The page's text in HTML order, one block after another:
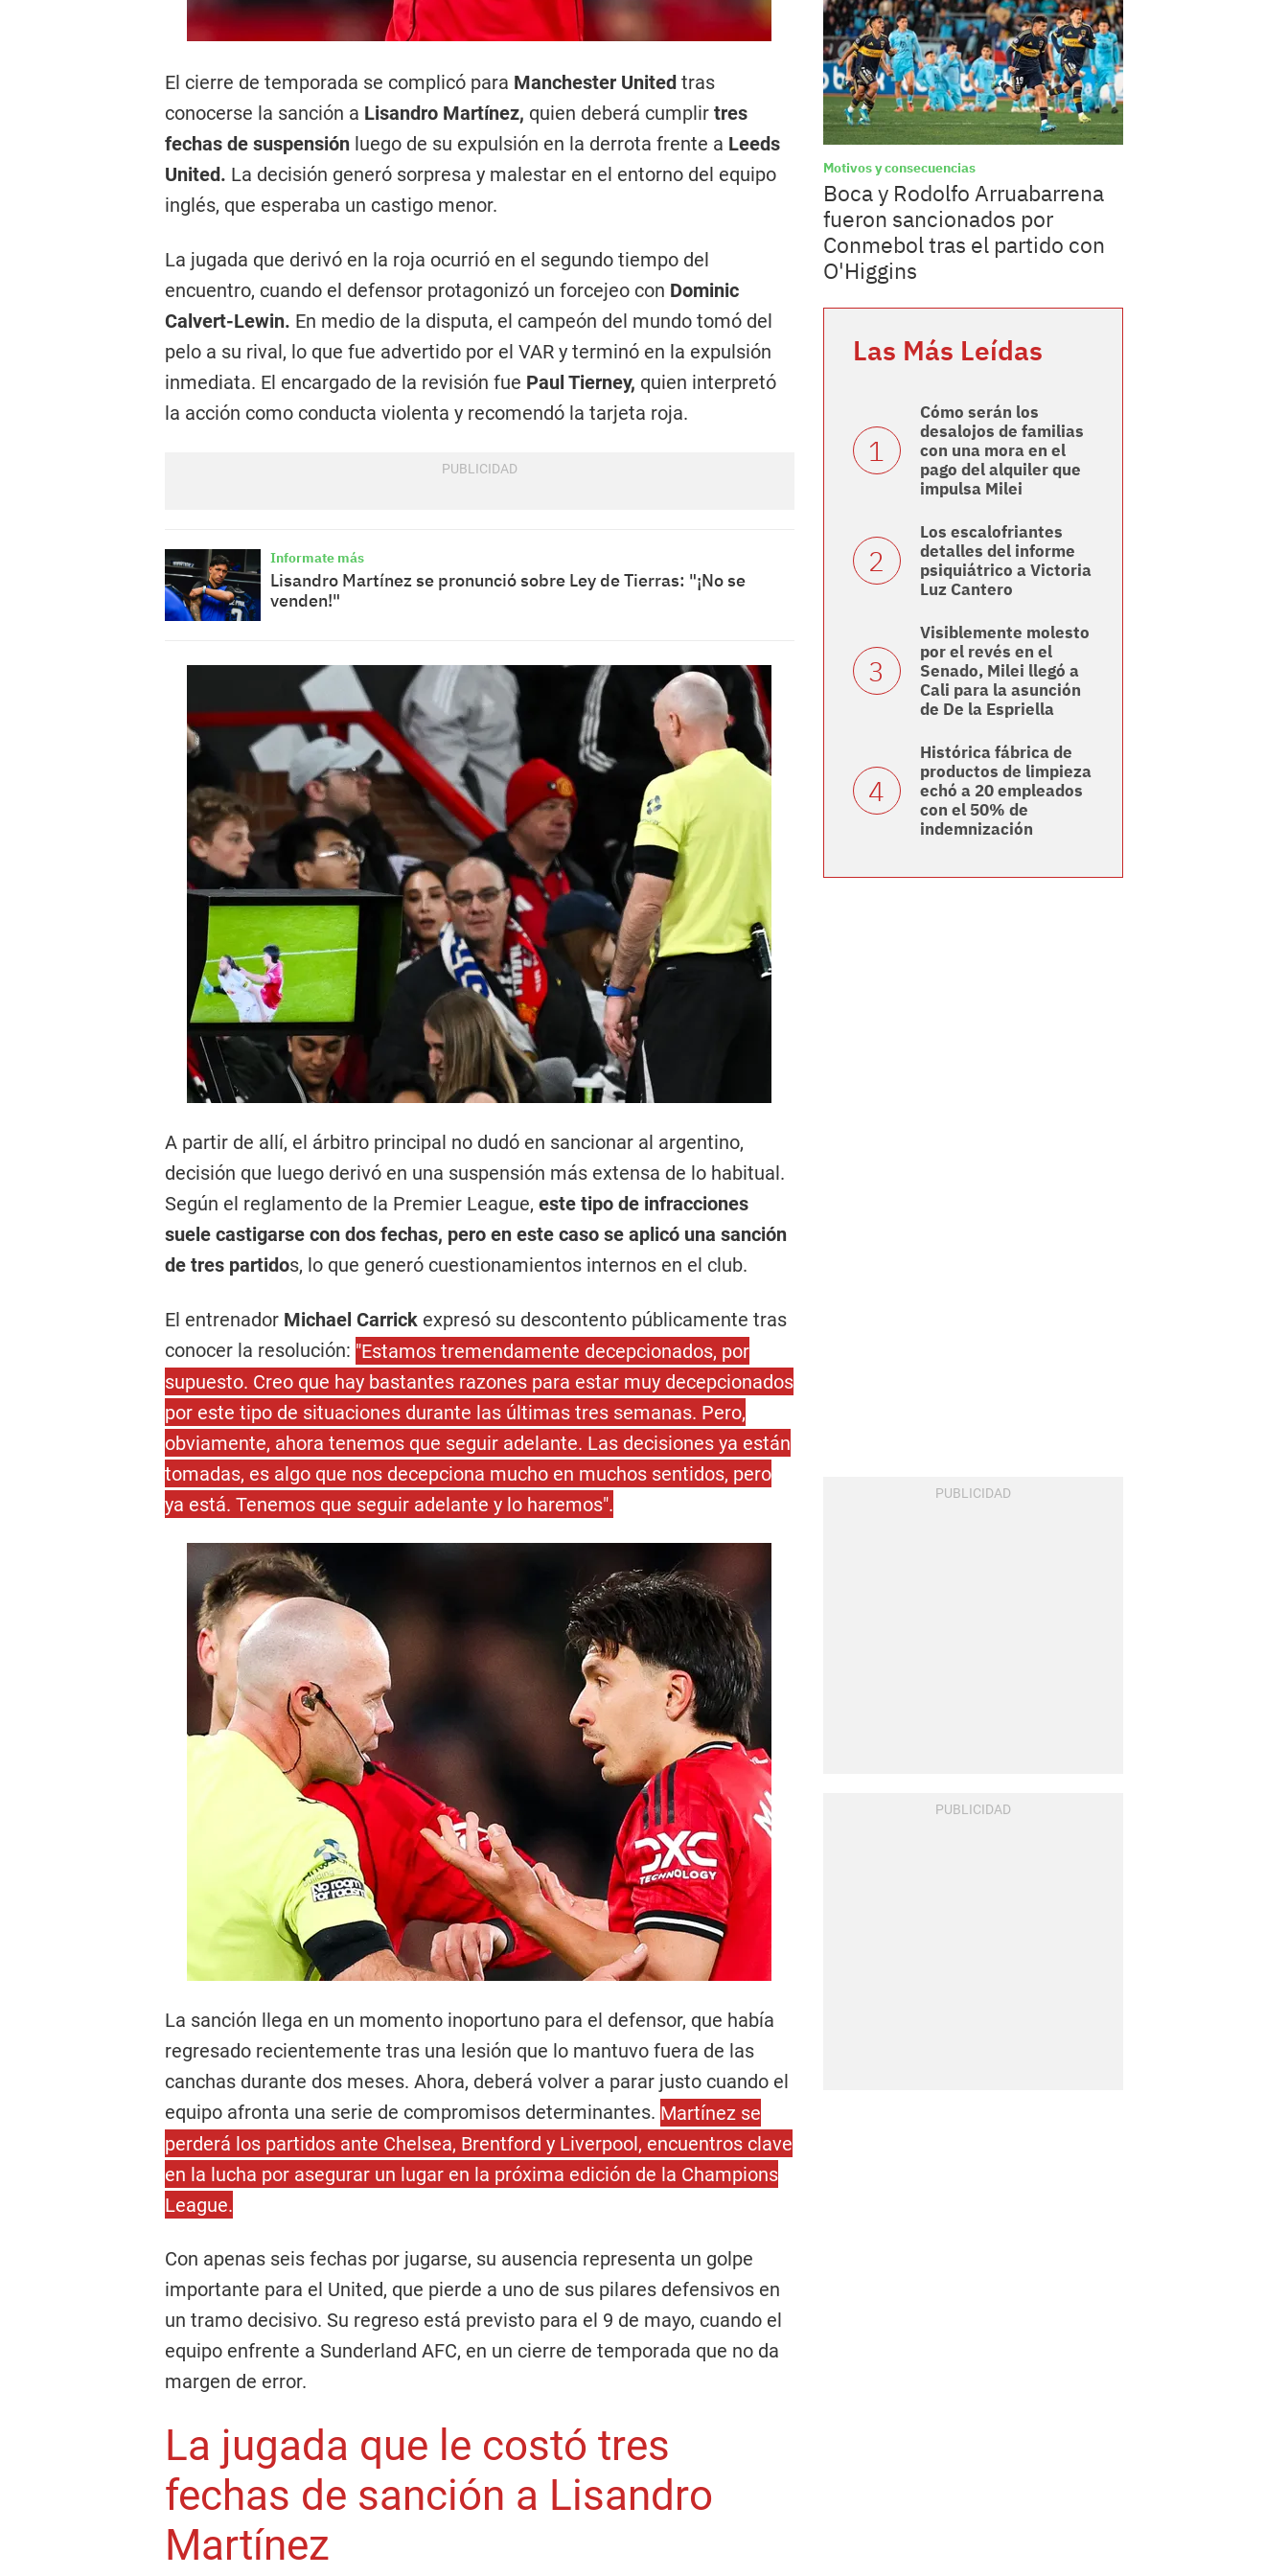
El cierre de temporada se complicó para Manchester United tras
conocerse la sanción a Lisandro Martínez, quien deberá cumplir tres
fechas de suspensión luego de su expulsión en la derrota frente a Leeds
United. La decisión generó sorpresa y malestar en el entorno del equipo
inglés, que esperaba un castigo menor.
La jugada que derivó en la roja ocurrió en el segundo tiempo del
encuentro, cuando el defensor protagonizó un forcejeo con Dominic
Calvert-Lewin. En medio de la disputa, el campeón del mundo tomó del
pelo a su rival, lo que fue advertido por el VAR y terminó en la expulsión
inmediata. El encargado de la revisión fue Paul Tierney, quien interpretó
la acción como conducta violenta y recomendó la tarjeta roja.
Informate más
Lisandro Martínez se pronunció sobre Ley de Tierras: "¡No se
venden!"
A partir de allí, el árbitro principal no dudó en sancionar al argentino,
decisión que luego derivó en una suspensión más extensa de lo habitual.
Según el reglamento de la Premier League, este tipo de infracciones
suele castigarse con dos fechas, pero en este caso se aplicó una sanción
de tres partidos, lo que generó cuestionamientos internos en el club.
El entrenador Michael Carrick expresó su descontento públicamente tras
conocer la resolución: "Estamos tremendamente decepcionados, por
supuesto. Creo que hay bastantes razones para estar muy decepcionados
por este tipo de situaciones durante las últimas tres semanas. Pero,
obviamente, ahora tenemos que seguir adelante. Las decisiones ya están
tomadas, es algo que nos decepciona mucho en muchos sentidos, pero
ya está. Tenemos que seguir adelante y lo haremos".
La sanción llega en un momento inoportuno para el defensor, que había
regresado recientemente tras una lesión que lo mantuvo fuera de las
canchas durante dos meses. Ahora, deberá volver a parar justo cuando el
equipo afronta una serie de compromisos determinantes. Martínez se
perderá los partidos ante Chelsea, Brentford y Liverpool, encuentros clave
en la lucha por asegurar un lugar en la próxima edición de la Champions
League.
Con apenas seis fechas por jugarse, su ausencia representa un golpe
importante para el United, que pierde a uno de sus pilares defensivos en
un tramo decisivo. Su regreso está previsto para el 9 de mayo, cuando el
equipo enfrente a Sunderland AFC, en un cierre de temporada que no da
margen de error.
La jugada que le costó tres
fechas de sanción a Lisandro
Martínez
Motivos y consecuencias
Boca y Rodolfo Arruabarrena
fueron sancionados por
Conmebol tras el partido con
O'Higgins
Las Más Leídas
Cómo serán los
desalojos de familias
con una mora en el
pago del alquiler que
impulsa Milei
Los escalofriantes
detalles del informe
psiquiátrico a Victoria
Luz Cantero
Visiblemente molesto
por el revés en el
Senado, Milei llegó a
Cali para la asunción
de De la Espriella
Histórica fábrica de
productos de limpieza
echó a 20 empleados
con el 50% de
indemnización